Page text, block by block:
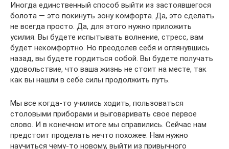
Иногда единственный способ выйти из застоявшегося
болота — это покинуть зону комфорта. Да, это сделать
не всегда просто. Да, для этого нужно приложить
усилия. Вы будете испытывать волнение, стресс, вам
будет некомфортно. Но преодолев себя и оглянувшись
назад, вы будете гордиться собой. Вы будете получать
удовольствие, что ваша жизнь не стоит на месте, так
как вы нашли в себе силы продолжить путь.
Мы все когда-то учились ходить, пользоваться
столовыми приборами и выговаривать свое первое
слово. И в конечном итоге мы справились. Сейчас нам
предстоит проделать нечто похожее. Нам нужно
научиться чему-то новому, выйти из привычного